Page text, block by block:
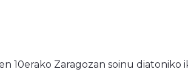
10erako Zaragozan soinu